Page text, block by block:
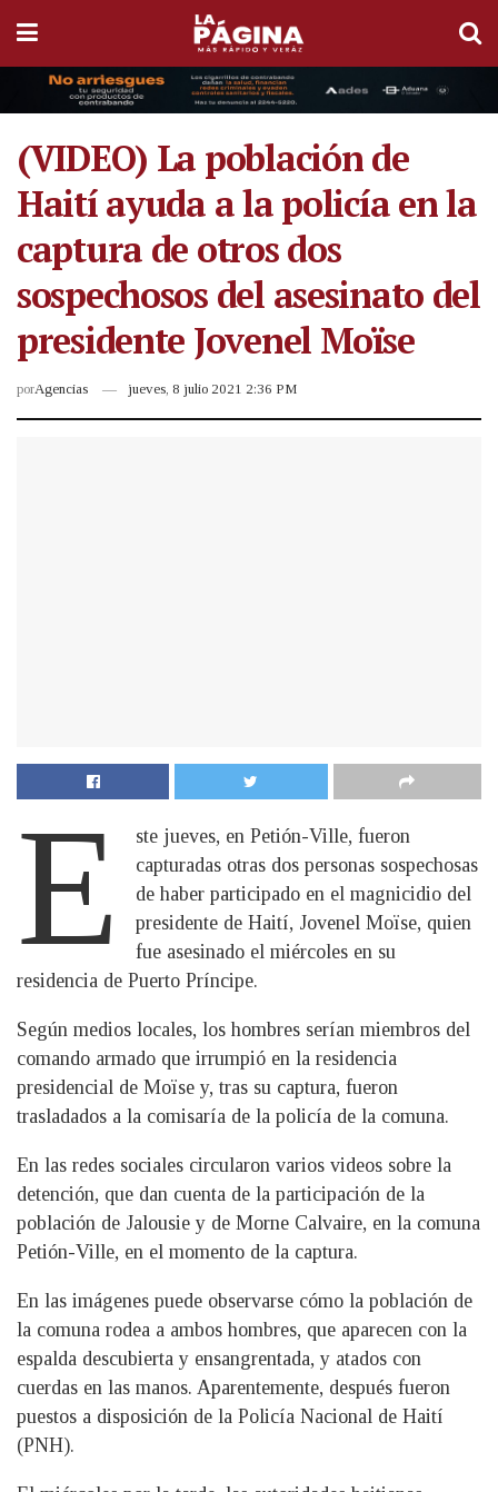
(VIDEO) La población de
Haití ayuda a la policía en la
captura de otros dos
sospechosos del asesinato del
presidente Jovenel Moïse
porAgencias jueves, 8 julio 2021 2:36 PM
E
ste jueves, en Petión-Ville, fueron
capturadas otras dos personas sospechosas
de haber participado en el magnicidio del
presidente de Haití, Jovenel Moïse, quien
fue asesinado el miércoles en su
residencia de Puerto Príncipe.
Según medios locales, los hombres serían miembros del
comando armado que irrumpió en la residencia
presidencial de Moïse y, tras su captura, fueron
trasladados a la comisaría de la policía de la comuna.
En las redes sociales circularon varios videos sobre la
detención, que dan cuenta de la participación de la
población de Jalousie y de Morne Calvaire, en la comuna
Petión-Ville, en el momento de la captura.
En las imágenes puede observarse cómo la población de
la comuna rodea a ambos hombres, que aparecen con la
espalda descubierta y ensangrentada, y atados con
cuerdas en las manos. Aparentemente, después fueron
puestos a disposición de la Policía Nacional de Haití
(PNH).